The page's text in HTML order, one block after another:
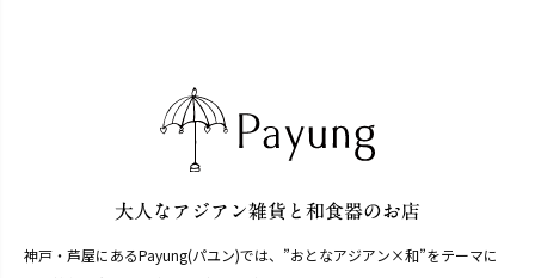
神戸・芦屋にあるPayung(パユン)では、”おとなアジアン×和”をテーマに